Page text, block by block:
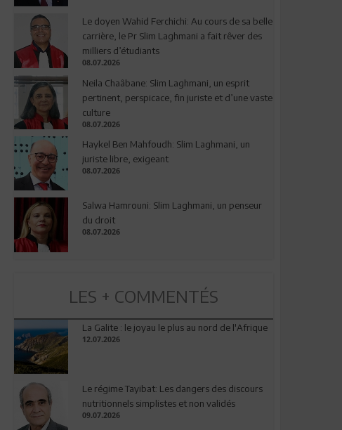
Le doyen Wahid Ferchichi: Au cours de sa belle
carrière, le Pr Slim Laghmani a fait rêver des
milliers d’étudiants
08.07.2026
Neila Chaâbane: Slim Laghmani, un esprit
pertinent, perspicace, fin juriste et d’une vaste
culture
08.07.2026
Haykel Ben Mahfoudh: Slim Laghmani, un
juriste libre, exigeant
08.07.2026
Salwa Hamrouni: Slim Laghmani, un penseur
du droit
08.07.2026
LES + COMMENTÉS
La Galite : le joyau le plus au nord de l'Afrique
12.07.2026
Le régime Tayibat: Les dangers des discours
nutritionnels simplistes et non validés
09.07.2026